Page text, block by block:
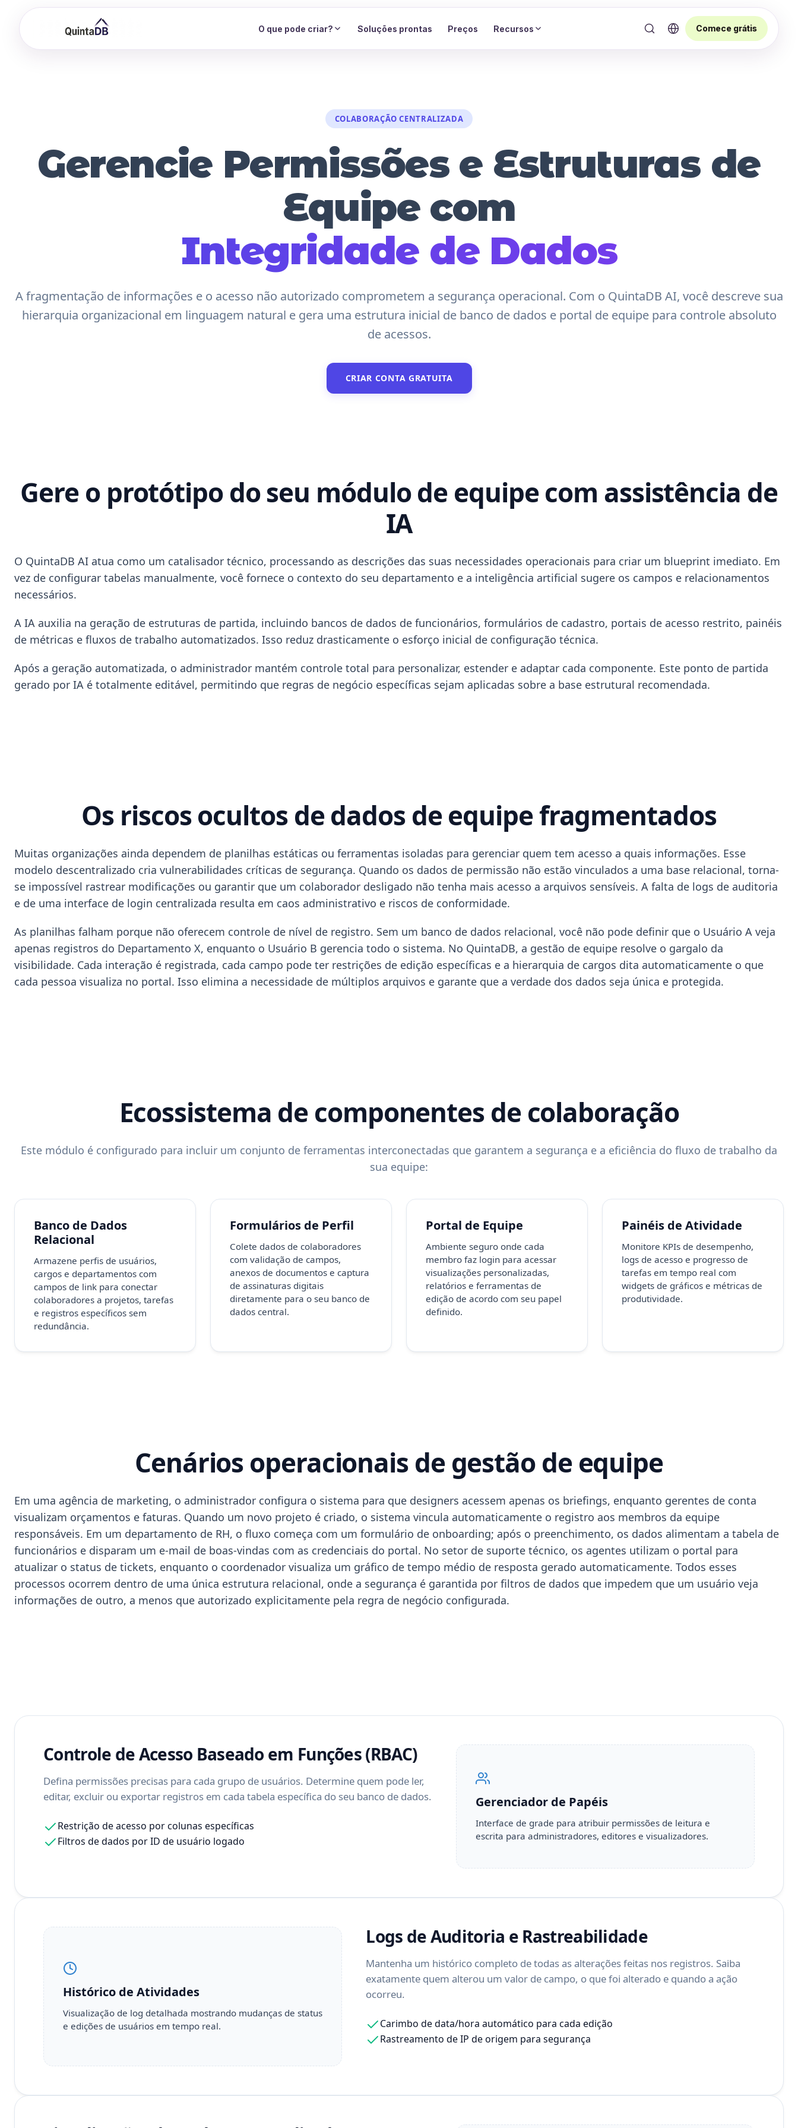
O que pode criar? Soluções prontas Preços Recursos Comece grátis
COLABORAÇÃO CENTRALIZADA
Gerencie Permissões e Estruturas de
Equipe com
Integridade de Dados
A fragmentação de informações e o acesso não autorizado comprometem a segurança operacional. Com o QuintaDB AI, você descreve sua
hierarquia organizacional em linguagem natural e gera uma estrutura inicial de banco de dados e portal de equipe para controle absoluto
de acessos.
CRIAR CONTA GRATUITA
Gere o protótipo do seu módulo de equipe com assistência de
IA
O QuintaDB AI atua como um catalisador técnico, processando as descrições das suas necessidades operacionais para criar um blueprint imediato. Em
vez de configurar tabelas manualmente, você fornece o contexto do seu departamento e a inteligência artificial sugere os campos e relacionamentos
necessários.
A IA auxilia na geração de estruturas de partida, incluindo bancos de dados de funcionários, formulários de cadastro, portais de acesso restrito, painéis
de métricas e fluxos de trabalho automatizados. Isso reduz drasticamente o esforço inicial de configuração técnica.
Após a geração automatizada, o administrador mantém controle total para personalizar, estender e adaptar cada componente. Este ponto de partida
gerado por IA é totalmente editável, permitindo que regras de negócio específicas sejam aplicadas sobre a base estrutural recomendada.
Os riscos ocultos de dados de equipe fragmentados
Muitas organizações ainda dependem de planilhas estáticas ou ferramentas isoladas para gerenciar quem tem acesso a quais informações. Esse
modelo descentralizado cria vulnerabilidades críticas de segurança. Quando os dados de permissão não estão vinculados a uma base relacional, torna-
se impossível rastrear modificações ou garantir que um colaborador desligado não tenha mais acesso a arquivos sensíveis. A falta de logs de auditoria
e de uma interface de login centralizada resulta em caos administrativo e riscos de conformidade.
As planilhas falham porque não oferecem controle de nível de registro. Sem um banco de dados relacional, você não pode definir que o Usuário A veja
apenas registros do Departamento X, enquanto o Usuário B gerencia todo o sistema. No QuintaDB, a gestão de equipe resolve o gargalo da
visibilidade. Cada interação é registrada, cada campo pode ter restrições de edição específicas e a hierarquia de cargos dita automaticamente o que
cada pessoa visualiza no portal. Isso elimina a necessidade de múltiplos arquivos e garante que a verdade dos dados seja única e protegida.
Ecossistema de componentes de colaboração
Este módulo é configurado para incluir um conjunto de ferramentas interconectadas que garantem a segurança e a eficiência do fluxo de trabalho da
sua equipe:
Banco de Dados
Relacional
Armazene perfis de usuários,
cargos e departamentos com
campos de link para conectar
colaboradores a projetos, tarefas
e registros específicos sem
redundância.
Formulários de Perfil
Colete dados de colaboradores
com validação de campos,
anexos de documentos e captura
de assinaturas digitais
diretamente para o seu banco de
dados central.
Portal de Equipe
Ambiente seguro onde cada
membro faz login para acessar
visualizações personalizadas,
relatórios e ferramentas de
edição de acordo com seu papel
definido.
Painéis de Atividade
Monitore KPIs de desempenho,
logs de acesso e progresso de
tarefas em tempo real com
widgets de gráficos e métricas de
produtividade.
Cenários operacionais de gestão de equipe
Em uma agência de marketing, o administrador configura o sistema para que designers acessem apenas os briefings, enquanto gerentes de conta
visualizam orçamentos e faturas. Quando um novo projeto é criado, o sistema vincula automaticamente o registro aos membros da equipe
responsáveis. Em um departamento de RH, o fluxo começa com um formulário de onboarding; após o preenchimento, os dados alimentam a tabela de
funcionários e disparam um e-mail de boas-vindas com as credenciais do portal. No setor de suporte técnico, os agentes utilizam o portal para
atualizar o status de tickets, enquanto o coordenador visualiza um gráfico de tempo médio de resposta gerado automaticamente. Todos esses
processos ocorrem dentro de uma única estrutura relacional, onde a segurança é garantida por filtros de dados que impedem que um usuário veja
informações de outro, a menos que autorizado explicitamente pela regra de negócio configurada.
Controle de Acesso Baseado em Funções (RBAC)
Defina permissões precisas para cada grupo de usuários. Determine quem pode ler,
editar, excluir ou exportar registros em cada tabela específica do seu banco de dados.
Restrição de acesso por colunas específicas
Filtros de dados por ID de usuário logado
Gerenciador de Papéis
Interface de grade para atribuir permissões de leitura e
escrita para administradores, editores e visualizadores.
Logs de Auditoria e Rastreabilidade
Mantenha um histórico completo de todas as alterações feitas nos registros. Saiba
exatamente quem alterou um valor de campo, o que foi alterado e quando a ação
ocorreu.
Carimbo de data/hora automático para cada edição
Rastreamento de IP de origem para segurança
Histórico de Atividades
Visualização de log detalhada mostrando mudanças de status
e edições de usuários em tempo real.